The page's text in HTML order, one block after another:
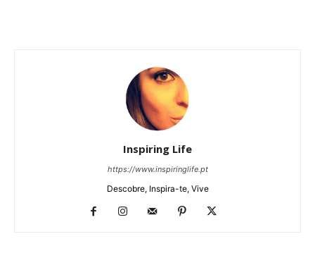
Inspiring Life
https://www.inspiringlife.pt
Descobre, Inspira-te, Vive